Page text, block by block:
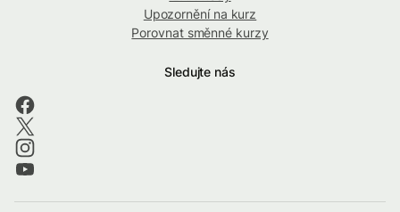
Upozornění na kurz
Porovnat směnné kurzy
Sledujte nás